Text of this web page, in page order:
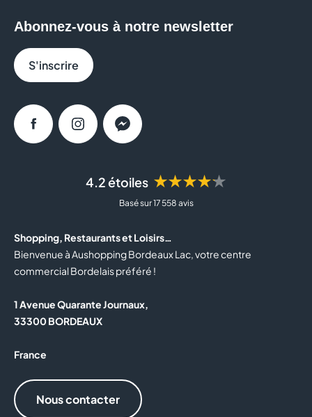
4.2 étoiles ★★★★★
Basé sur 17 558 avis
Shopping, Restaurants et Loisirs…
Bienvenue à Aushopping Bordeaux Lac, votre centre
commercial Bordelais préféré !
1 Avenue Quarante Journaux,
33300 BORDEAUX
France
Nous contacter
Abonnez-vous à notre newsletter
S'inscrire
FacebookInstagramMessenger